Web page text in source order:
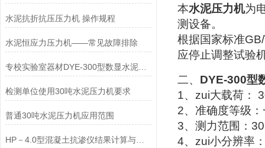
水泥抗折抗压压力机 操作规程
水泥恒应力压力机——常见故障排除
专校实验室器材DYE-300型数显水泥压力机技术要求
检测单位使用30吨水泥压力机要求
普通30吨水泥压力机应用范围
HP－4.0型混凝土抗渗仪结果计算与维护保养
本水泥压力机为
测设备。
根据国家标准
应停止调整试验
二、 DYE-300型
1、zui大载荷：
2、准确度等级
3、测力范围：
4、zui小分辨率